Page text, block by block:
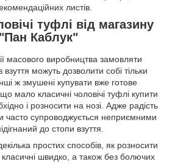
листів.
туфлі від магазину
"Пан Каблук"
масового виробництва замовляти
можуть дозволити собі тільки
ж змушені купувати вже готове
мало класичні чоловічі туфлі купити
і розносити на нозі. Адже радість
часто супроводжується неприємними
до стопи взуття.
простих способів, як розносити
класичні швидко, а також без болючих